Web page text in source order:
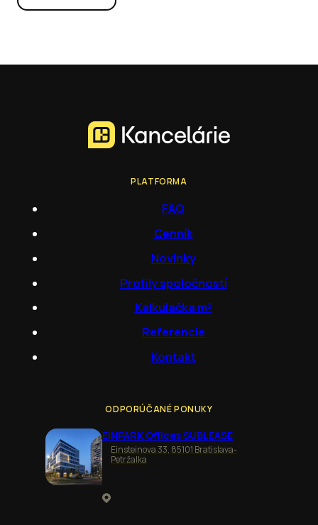
PLATFORMA
FAQ
Cenník
Novinky
Profily spoločností
Kalkulačka m²
Referencie
Kontakt
ODPORÚČANÉ PONUKY
EINPARK Offices SUBLEASE
Einsteinova 33, 85101 Bratislava-
Petržalka